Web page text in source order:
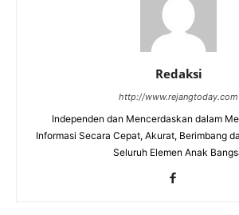
Redaksi
http://www.rejangtoday.com
Independen dan Mencerdaskan dalam
Informasi Secara Cepat, Akurat, Berimbang
Seluruh Elemen Anak